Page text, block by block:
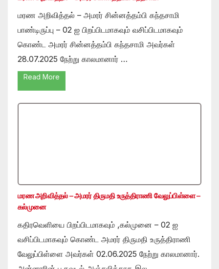
மரண அறிவித்தல் – அமரர் சின்னத்தம்பி கந்தசாமி
பாண்டிருப்பு – 02 ஐ பிறப்பிடமாகவும் வசிப்பிடமாகவும்
கொண்ட அமரர் சின்னத்தம்பி கந்தசாமி அவர்கள்
28.07.2025 நேற்று காலமானார் …
Read More
மரண அறிவித்தல் – அமரர் திருமதி உருத்திராணி வேலுப்பிள்ளை –
கல்முனை
கதிரவெளியை பிறப்பிடமாகவும் ,கல்முனை – 02 ஐ
வசிப்பிடமாகவும் கொண்ட அமரர் திருமதி உருத்திராணி
வேலுப்பிள்ளை அவர்கள் 02.06.2025 நேற்று காலமானார்.